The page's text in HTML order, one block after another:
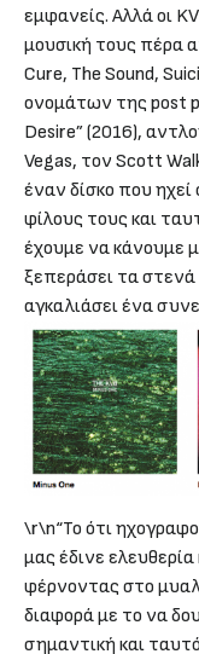
εμφανείς. Αλλά οι
μουσική τους πέρα
Cure, The Sound,
ονομάτων της post
Desire” (2016),
Vegas, τον Scott
έναν δίσκο που
φίλους τους και
έχουμε να κάνουμε
ξεπεράσει τα στενά
αγκαλιάσει ένα
\r\n“Το ότι
μας έδινε
φέρνοντας στο
διαφορά με το να
σημαντική και